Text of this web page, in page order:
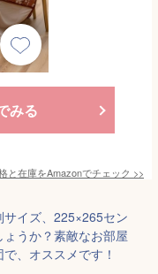
みる
と在庫をAmazonでチェック >>
イズ、225×265セン
うか？素敵なお部屋
、オススメです！